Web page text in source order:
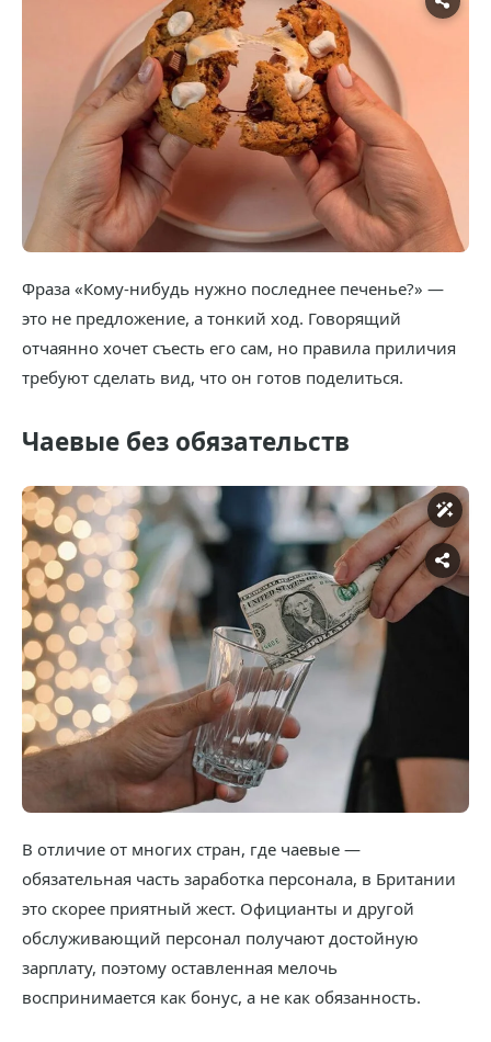
Фраза «Кому-нибудь нужно последнее печенье?» —
это не предложение, а тонкий ход. Говорящий
отчаянно хочет съесть его сам, но правила приличия
требуют сделать вид, что он готов поделиться.
Чаевые без обязательств
В отличие от многих стран, где чаевые —
обязательная часть заработка персонала, в Британии
это скорее приятный жест. Официанты и другой
обслуживающий персонал получают достойную
зарплату, поэтому оставленная мелочь
воспринимается как бонус, а не как обязанность.